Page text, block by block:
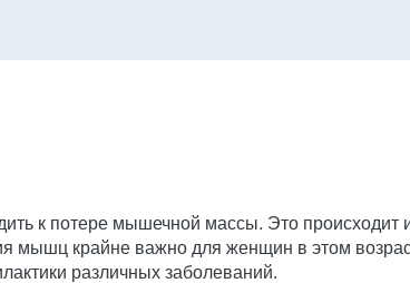
к потере мышечной массы. Это происходит
мышц крайне важно для женщин в этом
различных заболеваний.